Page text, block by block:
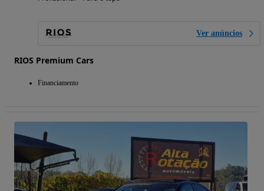
Ver anúncios
RIOS Premium Cars
Financiamento